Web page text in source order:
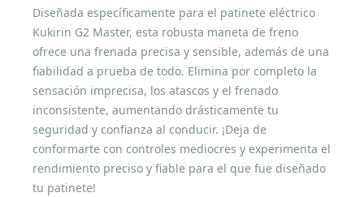
Diseñada específicamente para el patinete eléctrico
Kukirin G2 Master, esta robusta maneta de freno
ofrece una frenada precisa y sensible, además de una
fiabilidad a prueba de todo. Elimina por completo la
sensación imprecisa, los atascos y el frenado
inconsistente, aumentando drásticamente tu
seguridad y confianza al conducir. ¡Deja de
conformarte con controles mediocres y experimenta el
rendimiento preciso y fiable para el que fue diseñado
tu patinete!